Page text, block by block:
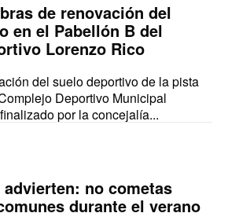
de renovación del
en el Pabellón B del
Lorenzo Rico
del suelo deportivo de la pista
Deportivo Municipal
por la concejalía...
no cometas
durante el verano